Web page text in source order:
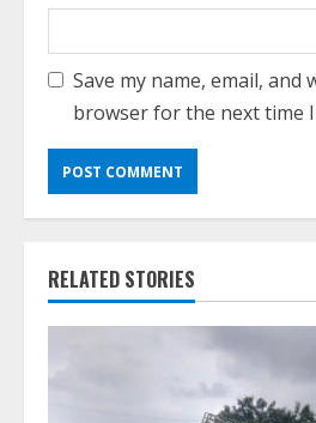
Save my name, email, and
browser for the next time
RELATED STORIES